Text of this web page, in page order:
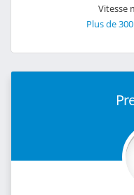
Vitesse
Plus de